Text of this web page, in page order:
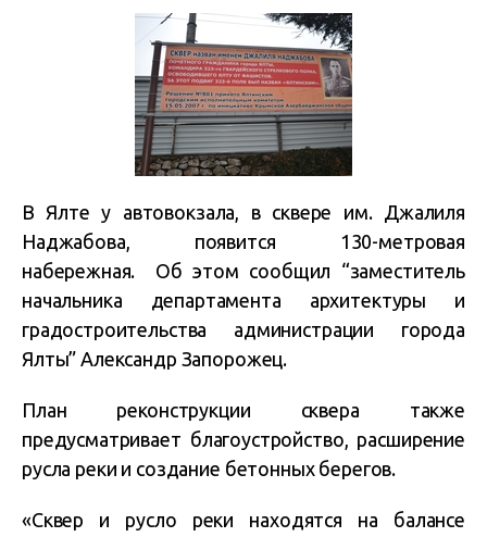
В Ялте у автовокзала, в сквере им. Джалиля
Наджабова, появится 130-метровая
набережная.
Об этом сообщил “заместитель
начальника департамента архитектуры и
градостроительства администрации города
Ялты” Александр Запорожец.
План реконструкции сквера также
предусматривает благоустройство, расширение
русла реки и создание бетонных берегов.
«Сквер и русло реки находятся на балансе